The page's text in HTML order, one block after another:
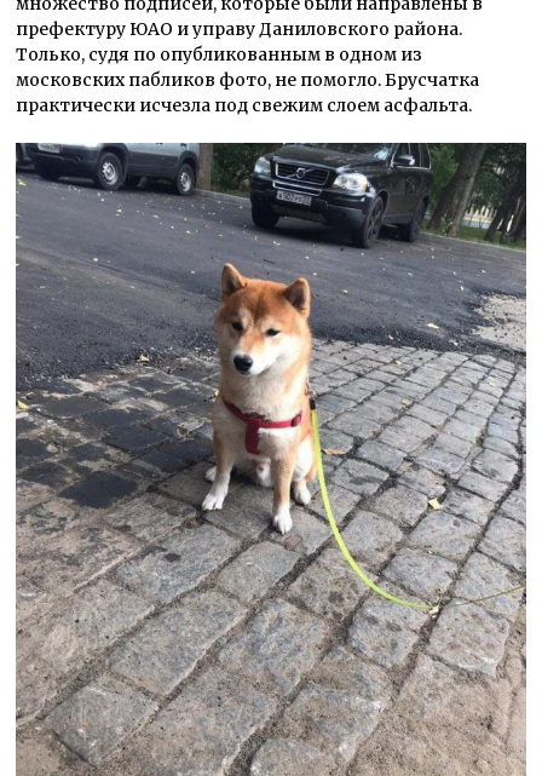
префектуру ЮАО и управу Даниловского района.
Только, судя по опубликованным в одном из
московских пабликов фото, не помогло. Брусчатка
практически исчезла под свежим слоем асфальта.